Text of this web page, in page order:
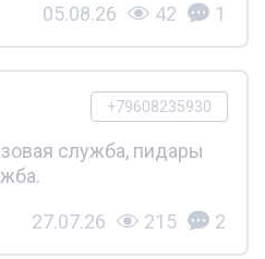
05.08.26 42 1
+79608235930
служба, пидары
27.07.26 215 2